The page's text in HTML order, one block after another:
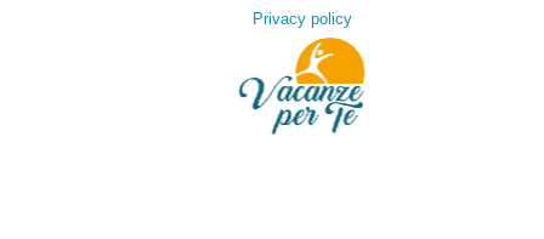
Privacy policy